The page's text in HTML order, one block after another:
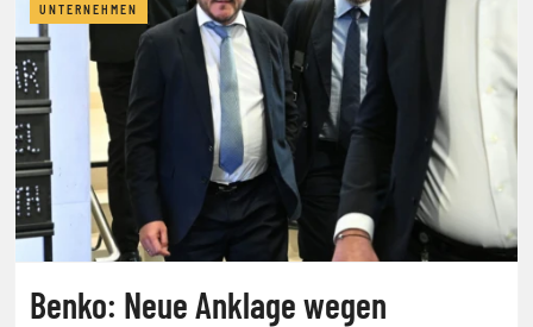
UNTERNEHMEN
Benko: Neue Anklage wegen